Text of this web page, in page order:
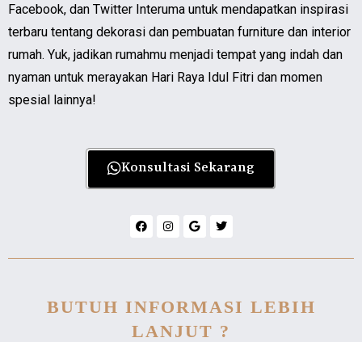
Facebook, dan Twitter Interuma untuk mendapatkan inspirasi
terbaru tentang dekorasi dan pembuatan furniture dan interior
rumah. Yuk, jadikan rumahmu menjadi tempat yang indah dan
nyaman untuk merayakan Hari Raya Idul Fitri dan momen
spesial lainnya!
Konsultasi Sekarang
BUTUH INFORMASI LEBIH
LANJUT ?